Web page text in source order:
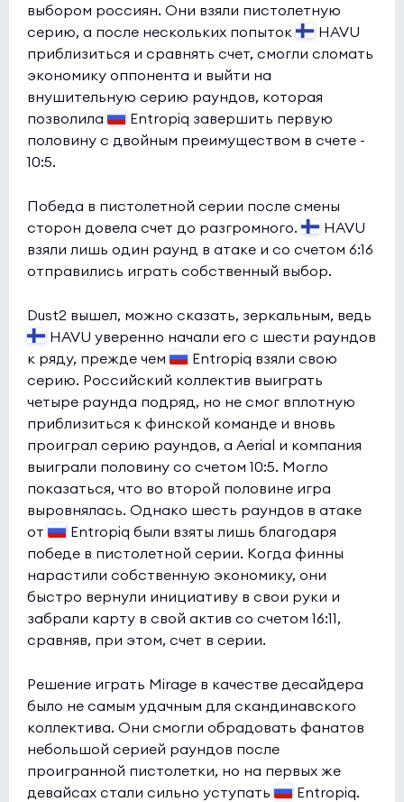
выбором россиян. Они взяли пистолетную
серию, а после нескольких попыток
HAVU
приблизиться и сравнять счет, смогли сломать
экономику оппонента и выйти на
внушительную серию раундов, которая
позволила
Entropiq завершить первую
половину с двойным преимуществом в счете -
10:5.
Победа в пистолетной серии после смены
сторон довела счет до разгромного.
HAVU
взяли лишь один раунд в атаке и со счетом 6:16
отправились играть собственный выбор.
Dust2 вышел, можно сказать, зеркальным, ведь
HAVU уверенно начали его с шести раундов
к ряду, прежде чем
Entropiq взяли свою
серию. Российский коллектив выиграть
четыре раунда подряд, но не смог вплотную
приблизиться к финской команде и вновь
проиграл серию раундов, а Aerial и компания
выиграли половину со счетом 10:5. Могло
показаться, что во второй половине игра
выровнялась. Однако шесть раундов в атаке
от
Entropiq были взяты лишь благодаря
победе в пистолетной серии. Когда финны
нарастили собственную экономику, они
быстро вернули инициативу в свои руки и
забрали карту в свой актив со счетом 16:11,
сравняв, при этом, счет в серии.
Решение играть Mirage в качестве десайдера
было не самым удачным для скандинавского
коллектива. Они смогли обрадовать фанатов
небольшой серией раундов после
проигранной пистолетки, но на первых же
девайсах стали сильно уступать
Entropiq.